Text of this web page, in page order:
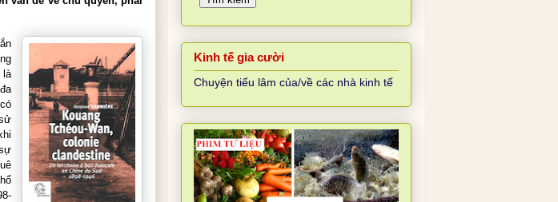
là
Kinh tế gia cười
Chuyện tiếu lâm của/về các nhà kinh tế